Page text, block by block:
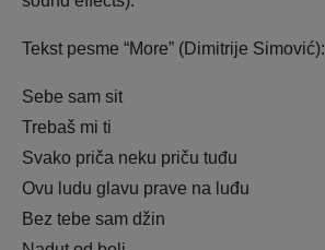
Tekst pesme “More” (Dimitrije Simović):
Sebe sam sit
Trebaš mi ti
Svako priča neku priču tuđu
Ovu ludu glavu prave na luđu
Bez tebe sam džin